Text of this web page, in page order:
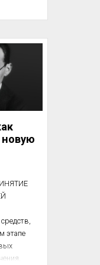
размере
труда
и
тем
новую
этапе